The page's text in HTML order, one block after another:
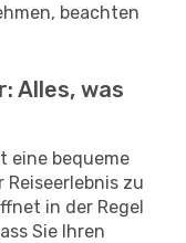
beachten
Alles, was
eine bequeme
zu
in der Regel
Sie Ihren